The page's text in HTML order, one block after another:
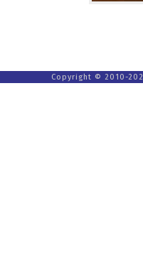
Copyright © 2010-